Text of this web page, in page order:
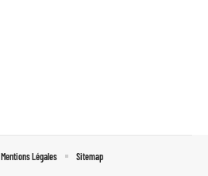
Mentions Légales Sitemap